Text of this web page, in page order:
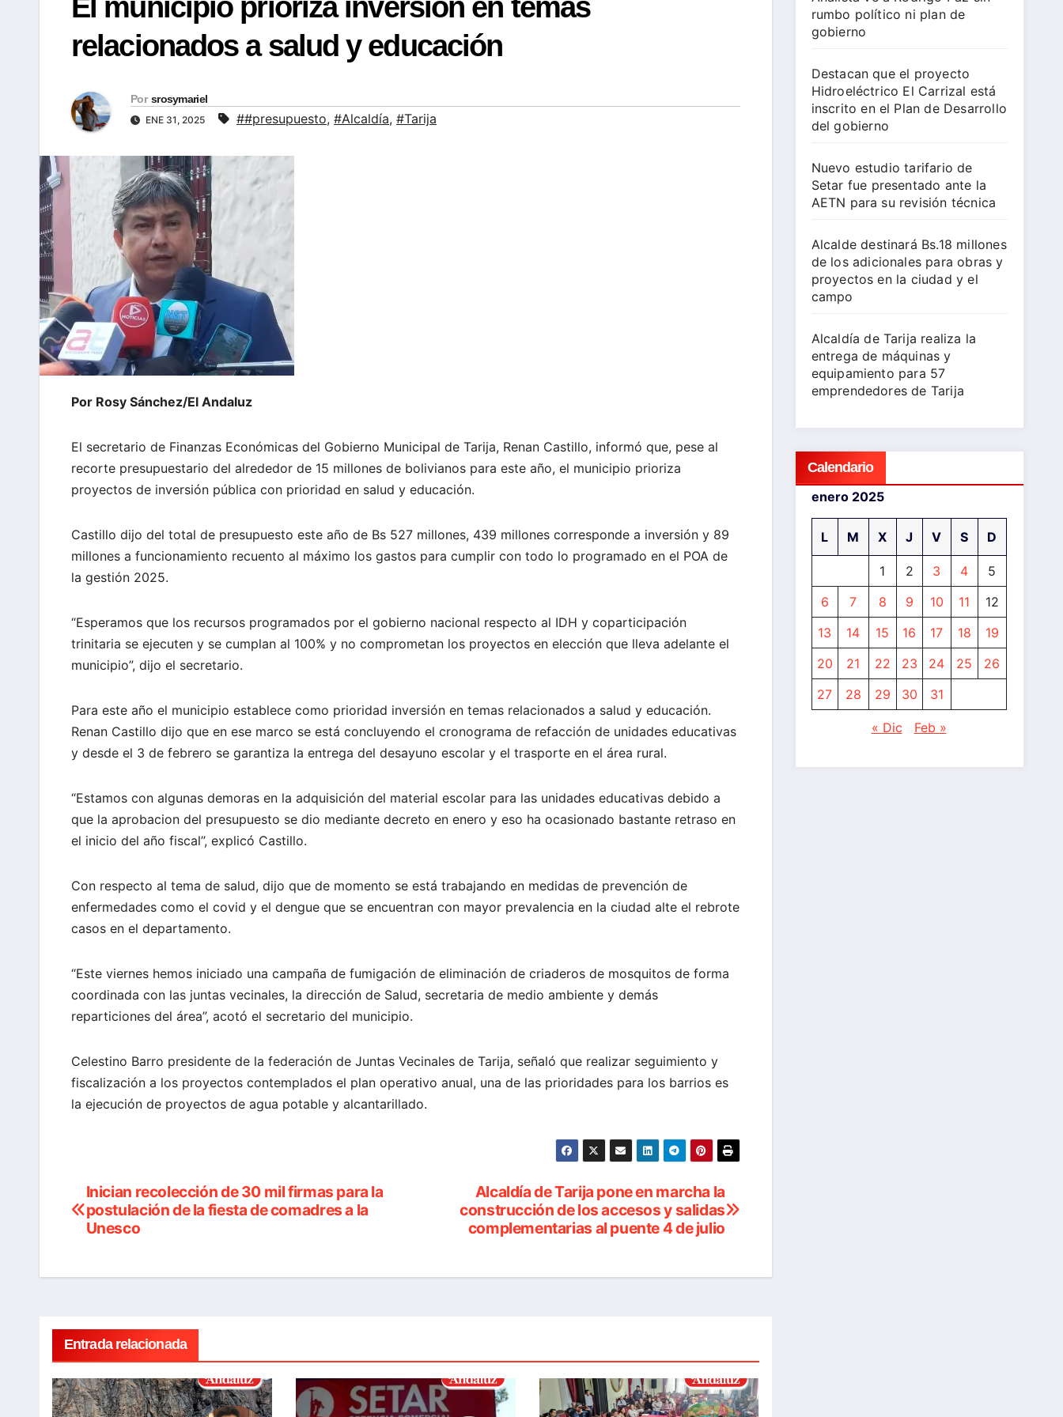
El municipio prioriza inversión en temas
relacionados a salud y educación
Por srosymariel
ENE 31, 2025 ##presupuesto, #Alcaldía, #Tarija
Por Rosy Sánchez/El Andaluz
El secretario de Finanzas Económicas del Gobierno Municipal de Tarija, Renan Castillo, informó que, pese al
recorte presupuestario del alrededor de 15 millones de bolivianos para este año, el municipio prioriza
proyectos de inversión pública con prioridad en salud y educación.
Castillo dijo del total de presupuesto este año de Bs 527 millones, 439 millones corresponde a inversión y 89
millones a funcionamiento recuento al máximo los gastos para cumplir con todo lo programado en el POA de
la gestión 2025.
“Esperamos que los recursos programados por el gobierno nacional respecto al IDH y coparticipación
trinitaria se ejecuten y se cumplan al 100% y no comprometan los proyectos en elección que lleva adelante el
municipio”, dijo el secretario.
Para este año el municipio establece como prioridad inversión en temas relacionados a salud y educación.
Renan Castillo dijo que en ese marco se está concluyendo el cronograma de refacción de unidades educativas
y desde el 3 de febrero se garantiza la entrega del desayuno escolar y el trasporte en el área rural.
“Estamos con algunas demoras en la adquisición del material escolar para las unidades educativas debido a
que la aprobacion del presupuesto se dio mediante decreto en enero y eso ha ocasionado bastante retraso en
el inicio del año fiscal”, explicó Castillo.
Con respecto al tema de salud, dijo que de momento se está trabajando en medidas de prevención de
enfermedades como el covid y el dengue que se encuentran con mayor prevalencia en la ciudad alte el rebrote
casos en el departamento.
“Este viernes hemos iniciado una campaña de fumigación de eliminación de criaderos de mosquitos de forma
coordinada con las juntas vecinales, la dirección de Salud, secretaria de medio ambiente y demás
reparticiones del área”, acotó el secretario del municipio.
Celestino Barro presidente de la federación de Juntas Vecinales de Tarija, señaló que realizar seguimiento y
fiscalización a los proyectos contemplados el plan operativo anual, una de las prioridades para los barrios es
la ejecución de proyectos de agua potable y alcantarillado.
Navegación
de
Alcaldía de Tarija pone en marcha la
construcción de los accesos y salidas
complementarias al puente 4 de julio
Inician recolección de 30 mil firmas para la
postulación de la fiesta de comadres a la
Unesco
Entrada relacionada
rumbo político ni plan de
gobierno
Destacan que el proyecto
Hidroeléctrico El Carrizal está
inscrito en el Plan de Desarrollo
del gobierno
Nuevo estudio tarifario de
Setar fue presentado ante la
AETN para su revisión técnica
Alcalde destinará Bs.18 millones
de los adicionales para obras y
proyectos en la ciudad y el
campo
Alcaldía de Tarija realiza la
entrega de máquinas y
equipamiento para 57
emprendedores de Tarija
Calendario
enero 2025
L M X J V S D
1 2 3 4
5
6
7 8 9 10 11
12
13
14 15 16 17 18
19
20
21 22 23 24 25
26
27
28 29 30 31
« Dic Feb »